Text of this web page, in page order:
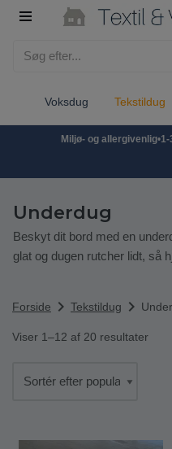
Voksdug Tekstildug
Miljø- og allergivenlig•1-
Underdug
Beskyt dit bord med en
glat og dugen rutcher lidt, så
Forside chevron_right Tekstildug chevron_right
Viser 1–12 af 20 resultater